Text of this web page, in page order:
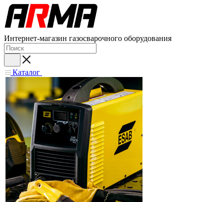
Интернет-магазин газосварочного оборудования
Каталог